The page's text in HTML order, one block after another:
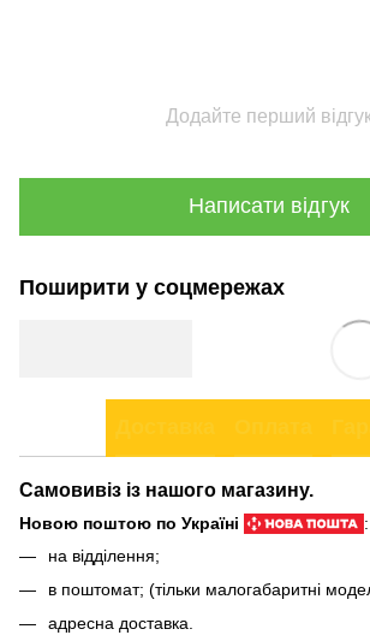
Додайте перший
Написати відгук
Поширити у соцмережах
Самовивіз із нашого магазину.
Новою поштою по Україні
:
на відділення;
в поштомат; (тільки малогабаритні
адресна доставка.